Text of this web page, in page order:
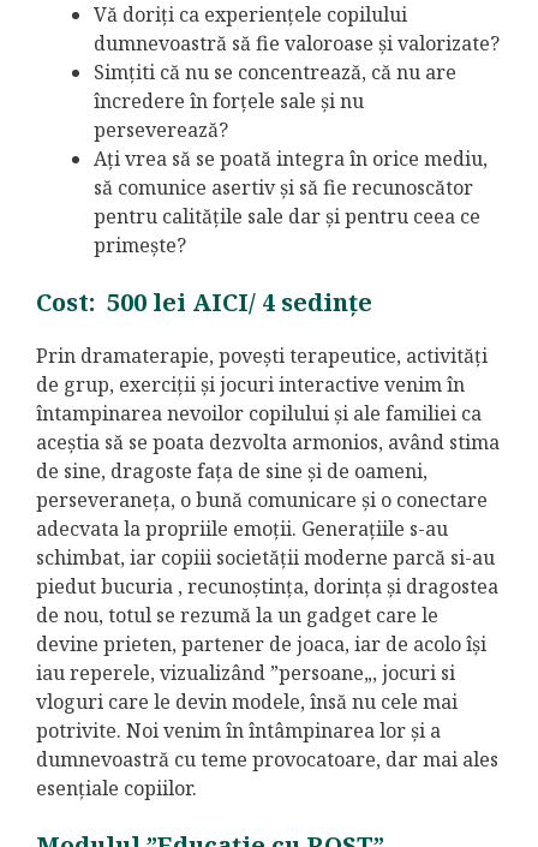
Vă doriți ca experiențele copilului
dumnevoastră să fie valoroase și valorizate?
Simțiti că nu se concentrează, că nu are
încredere în forțele sale și nu
perseverează?
Ați vrea să se poată integra în orice mediu,
să comunice asertiv și să fie recunoscător
pentru calitățile sale dar și pentru ceea ce
primește?
Cost: 500 lei AICI/ 4 sedințe
Prin dramaterapie, povești terapeutice, activități
de grup, exerciții și jocuri interactive venim în
întampinarea nevoilor copilului și ale familiei ca
aceștia să se poata dezvolta armonios, având stima
de sine, dragoste fața de sine și de oameni,
perseveraneța, o bună comunicare și o conectare
adecvata la propriile emoții. Generațiile s-au
schimbat, iar copiii societății moderne parcă si-au
piedut bucuria , recunoștința, dorința și dragostea
de nou, totul se rezumă la un gadget care le
devine prieten, partener de joaca, iar de acolo își
iau reperele, vizualizând ”persoane„, jocuri si
vloguri care le devin modele, însă nu cele mai
potrivite. Noi venim în întâmpinarea lor și a
dumnevoastră cu teme provocatoare, dar mai ales
esențiale copiilor.